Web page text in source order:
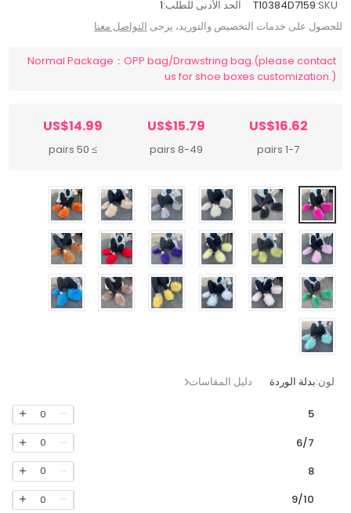
SKU:
T10384D7159 الحد الأدنى للطلب:1
للحصول على خدمات التخصيص والتوريد، يرجى التواصل معنا
Normal Package：OPP bag/Drawstring bag.(please contact
us for shoe boxes customization.)
US$16.62
1-7 pairs
US$15.79
8-49 pairs
US$14.99
≥ 50 pairs
لون:بدلة الوردة دليل المقاسات
5
0
6/7
0
8
0
9/10
0